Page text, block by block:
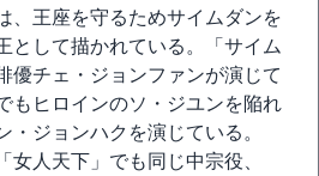
、王座を守るためサイムダンを
として描かれている。「サイム
優チェ・ジョンファンが演じて
もヒロインのソ・ジユンを陥れ
・ジョンハクを演じている。
女人天下」でも同じ中宗役、